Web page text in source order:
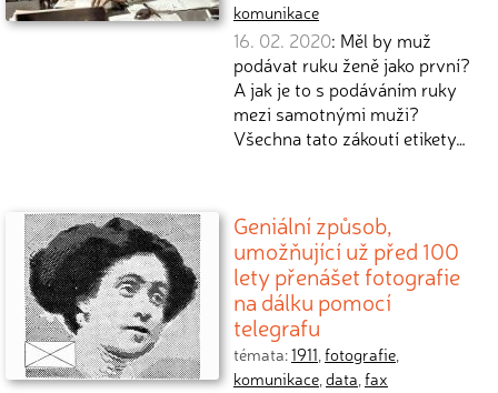
komunikace
16. 02. 2020: Měl by muž
podávat ruku ženě jako první?
A jak je to s podáváním ruky
mezi samotnými muži?
Všechna tato zákoutí etikety…
Geniální způsob,
umožňující už před 100
lety přenášet fotografie
na dálku pomocí
telegrafu
témata:1911,fotografie,
komunikace,data,fax